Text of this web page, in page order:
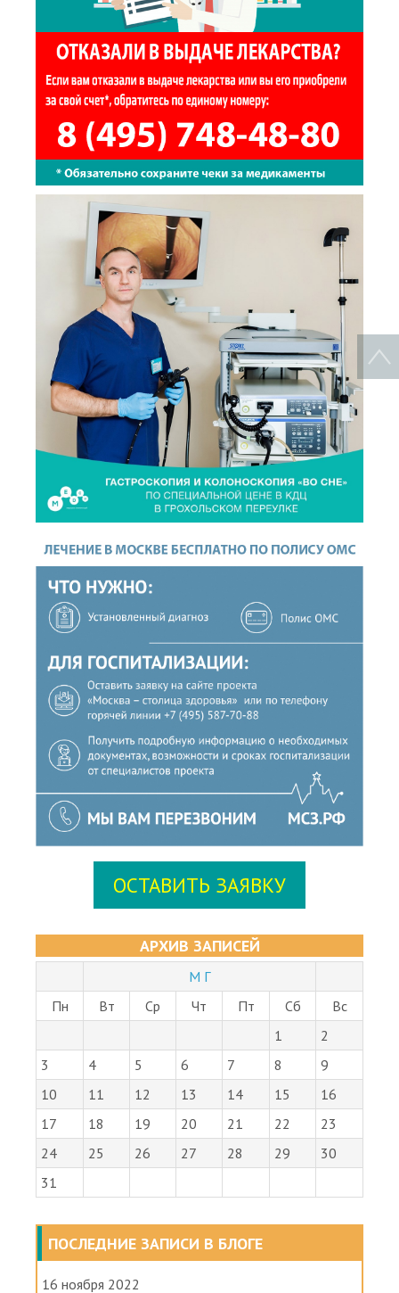
ОСТАВИТЬ ЗАЯВКУ
М Г
Пн
Вт Ср Чт Пт Сб
Вс
1
2
3
4 5 6 7 8
9
10
11 12 13 14 15
16
17
18 19 20 21 22
23
24
25 26 27 28 29
30
31
ПОСЛЕДНИЕ ЗАПИСИ В БЛОГЕ
16 ноября 2022
Штраф на миллион врачу-терапевту